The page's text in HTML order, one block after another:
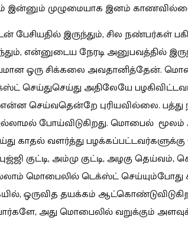
இன்னும் முழுமையாக இனம்
பேசியதில் இருந்தும், சில நண்பர்கள்
என்னுடைய நேரடி அனுபவத்தில்
ஒரு சிக்கலை அவதானித்தேன்.
செய்துசெய்து அதிலேயே
என்ன செய்வதென்றே புரியவில்லை. பத்து
போய்விடுகிறது. மொபைல் மூலம்
காதல் வளர்த்து
குட்டி, அம்மு குட்டி, அழகு தெய்வம்,
மொபைலில் டெக்ஸ்ட் செய்யும்போது
ஒருவித தயக்கம்
அது மொபைலில் வறுக்கும்